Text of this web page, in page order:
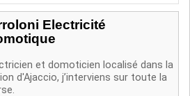
Electricité
et domoticien localisé dans la
d'Ajaccio, j’interviens sur toute la